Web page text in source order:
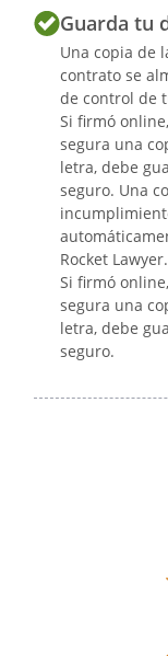
Guarda tu
Una copia de
contrato se
de control de
Si firmó
segura una
letra, debe
seguro. Una
Rocket Lawyer.
Si firmó
segura una
letra, debe
seguro.